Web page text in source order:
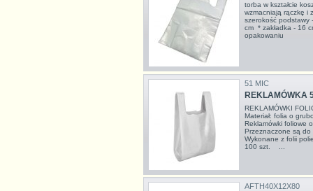
torba w kształcie
wzmacniają rączkę
szerokość podstawy
cm * zakładka - 16
opakowaniu
51 MIC
REKLAMÓWKA
REKLAMÓWKI
Materiał: folia o
Reklamówki foliowe
Przeznaczone są
Wykonane z folii
100 szt. ...
AFTH40X12X80